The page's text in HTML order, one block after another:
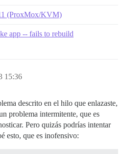
(ProxMox/KVM)
app -- fails to rebuild
15:36
descrito en el hilo que enlazaste,
problema intermitente, que es
Pero quizás podrías intentar
esto, que es inofensivo: